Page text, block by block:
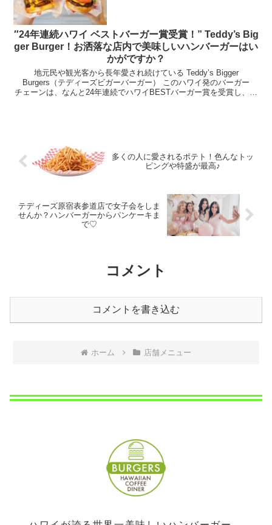
″24年連続ハワイ ベストバーガー賞受賞！” Teddy’s Big
ger Burger！お洒落な店内で美味しいハンバーガーはい
かがですか？
地元民や観光客から長年愛され続けている Teddy’s Bigger
Burgers（テディーズビガーバーガー） このハワイ発のバーガー
チェーンは、なんと24年連続でハワイBESTバーガー賞を受賞し、記
多くの人に愛されるポテト！色んなトッ
ピングや特盛が最高♪
テディーズ原宿表参道店で女子会をしま
せんか？ハンバーガーからパンケーキま
で♡
コメント
コメントを書き込む
ホーム 店舗メニュー